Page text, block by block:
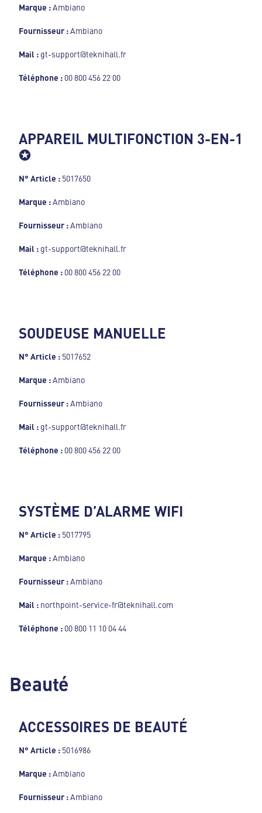
Marque :Ambiano
Fournisseur :Ambiano
Mail : gt-support@teknihall.fr
Téléphone : 00 800 456 22 00
APPAREIL MULTIFONCTION 3-EN-1
✪
N° Article : 5017650
Marque :Ambiano
Fournisseur :Ambiano
Mail : gt-support@teknihall.fr
Téléphone : 00 800 456 22 00
SOUDEUSE MANUELLE
N° Article : 5017652
Marque :Ambiano
Fournisseur :Ambiano
Mail : gt-support@teknihall.fr
Téléphone : 00 800 456 22 00
SYSTÈME D’ALARME WIFI
N° Article : 5017795
Marque :Ambiano
Fournisseur :Ambiano
Mail : northpoint-service-fr@teknihall.com
Téléphone : 00 800 11 10 04 44
Beauté
ACCESSOIRES DE BEAUTÉ
N° Article : 5016986
Marque :Ambiano
Fournisseur :Ambiano